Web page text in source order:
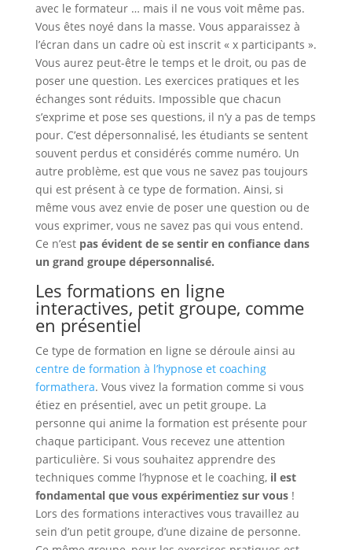
avec le formateur … mais il ne vous voit même pas.
Vous êtes noyé dans la masse. Vous apparaissez à
l’écran dans un cadre où est inscrit « x participants ».
Vous aurez peut-être le temps et le droit, ou pas de
poser une question. Les exercices pratiques et les
échanges sont réduits. Impossible que chacun
s’exprime et pose ses questions, il n’y a pas de temps
pour. C’est dépersonnalisé, les étudiants se sentent
souvent perdus et considérés comme numéro. Un
autre problème, est que vous ne savez pas toujours
qui est présent à ce type de formation. Ainsi, si
même vous avez envie de poser une question ou de
vous exprimer, vous ne savez pas qui vous entend.
Ce n’est pas évident de se sentir en confiance dans
un grand groupe dépersonnalisé.
Les formations en ligne
interactives, petit groupe, comme
en présentiel
Ce type de formation en ligne se déroule ainsi au
centre de formation à l’hypnose et coaching
formathera. Vous vivez la formation comme si vous
étiez en présentiel, avec un petit groupe. La
personne qui anime la formation est présente pour
chaque participant. Vous recevez une attention
particulière. Si vous souhaitez apprendre des
techniques comme l’hypnose et le coaching, il est
fondamental que vous expérimentiez sur vous!
Lors des formations interactives vous travaillez au
sein d’un petit groupe, d’une dizaine de personne.